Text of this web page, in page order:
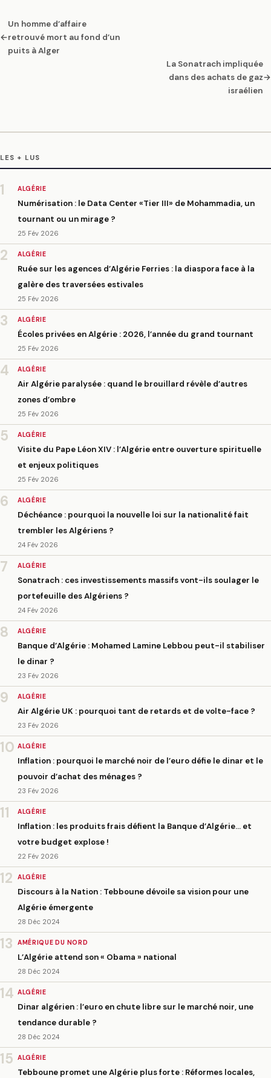
←
Un homme d’affaire
retrouvé mort au fond d’un
puits à Alger
La Sonatrach impliquée
dans des achats de gaz
israélien
→
LES + LUS
1 ALGÉRIE
Numérisation : le Data Center «Tier III» de Mohammadia, un
tournant ou un mirage ?
25 Fév 2026
2 ALGÉRIE
Ruée sur les agences d’Algérie Ferries : la diaspora face à la
galère des traversées estivales
25 Fév 2026
3 ALGÉRIE
Écoles privées en Algérie : 2026, l’année du grand tournant
25 Fév 2026
4 ALGÉRIE
Air Algérie paralysée : quand le brouillard révèle d’autres
zones d’ombre
25 Fév 2026
5 ALGÉRIE
Visite du Pape Léon XIV : l’Algérie entre ouverture spirituelle
et enjeux politiques
25 Fév 2026
6 ALGÉRIE
Déchéance : pourquoi la nouvelle loi sur la nationalité fait
trembler les Algériens ?
24 Fév 2026
7 ALGÉRIE
Sonatrach : ces investissements massifs vont-ils soulager le
portefeuille des Algériens ?
24 Fév 2026
8 ALGÉRIE
Banque d’Algérie : Mohamed Lamine Lebbou peut-il stabiliser
le dinar ?
23 Fév 2026
9 ALGÉRIE
Air Algérie UK : pourquoi tant de retards et de volte-face ?
23 Fév 2026
10 ALGÉRIE
Inflation : pourquoi le marché noir de l’euro défie le dinar et le
pouvoir d’achat des ménages ?
23 Fév 2026
11 ALGÉRIE
Inflation : les produits frais défient la Banque d’Algérie… et
votre budget explose !
22 Fév 2026
12 ALGÉRIE
Discours à la Nation : Tebboune dévoile sa vision pour une
Algérie émergente
28 Déc 2024
13 AMÉRIQUE DU NORD
L’Algérie attend son « Obama » national
28 Déc 2024
14 ALGÉRIE
Dinar algérien : l’euro en chute libre sur le marché noir, une
tendance durable ?
28 Déc 2024
15 ALGÉRIE
Tebboune promet une Algérie plus forte : Réformes locales,